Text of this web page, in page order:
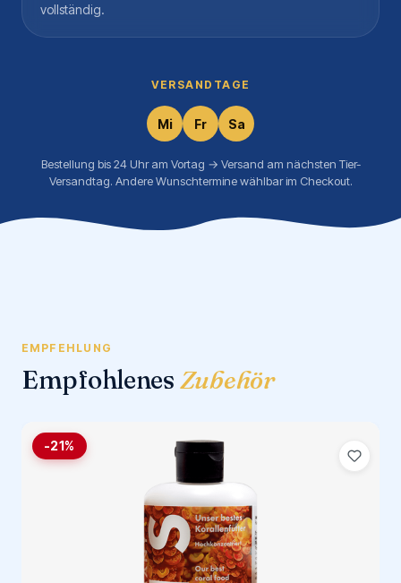
vollständig.
VERSANDTAGE
Mi Fr Sa
Bestellung bis 24 Uhr am Vortag → Versand am nächsten Tier-
Versandtag. Andere Wunschtermine wählbar im Checkout.
EMPFEHLUNG
Empfohlenes Zubehör
-21%